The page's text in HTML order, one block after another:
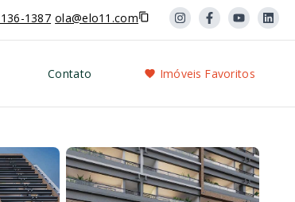
1387 ola@elo11.com
Contato Imóveis Favoritos